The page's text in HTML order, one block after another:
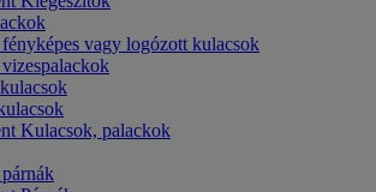
vagy logózott kulacsok
Kulacsok, palackok